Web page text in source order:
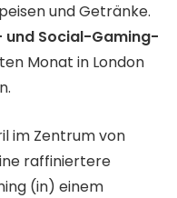
und Getränke.
Social-Gaming-
Monat in London
im Zentrum von
raffiniertere
(in) einem